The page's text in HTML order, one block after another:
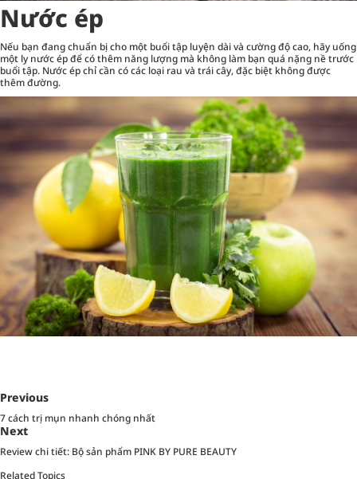
Nước ép
Nếu bạn đang chuẩn bị cho một buổi tập luyện dài và cường độ cao, hãy uống
một ly nước ép để có thêm năng lượng mà không làm bạn quá nặng nề trước
buổi tập. Nước ép chỉ cần có các loại rau và trái cây, đặc biệt không được
thêm đường.
Previous
7 cách trị mụn nhanh chóng nhất
Next
Review chi tiết: Bộ sản phẩm PINK BY PURE BEAUTY
Related Topics